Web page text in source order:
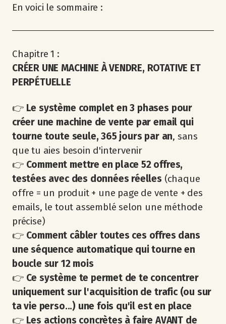
En voici le sommaire :
Chapitre 1 :
CRÉER UNE MACHINE À VENDRE, ROTATIVE ET
PERPÉTUELLE
👉 Le système complet en 3 phases pour
créer une machine de vente par email qui
tourne toute seule, 365 jours par an, sans
que tu aies besoin d'intervenir
👉 Comment mettre en place 52 offres,
testées avec des données réelles (chaque
offre = un produit + une page de vente + des
emails, le tout assemblé selon une méthode
précise)
👉 Comment câbler toutes ces offres dans
une séquence automatique qui tourne en
boucle sur 12 mois
👉 Ce système te permet de te concentrer
uniquement sur l'acquisition de trafic (ou sur
ta vie perso...) une fois qu'il est en place
👉 Les actions concrètes à faire AVANT de